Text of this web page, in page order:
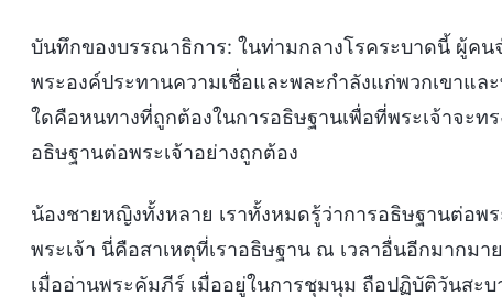
บันทึกของบรรณาธิการ: ในท่ามกลางโรคระบาดนี้ ผู้คน
พระองค์ประทานความเชื่อและพละกำลังแก่พวกเขาแล
ใดคือหนทางที่ถูกต้องในการอธิษฐานเพื่อที่พระเจ้าจะท
อธิษฐานต่อพระเจ้าอย่างถูกต้อง
น้องชายหญิงทั้งหลาย เราทั้งหมดรู้ว่าการอธิษฐานต่อพ
พระเจ้า นี่คือสาเหตุที่เราอธิษฐาน ณ เวลาอื่นอีกมากม
เมื่ออ่านพระคัมภีร์ เมื่ออยู่ในการชุมนุม ถือปฏิบัติวันสะ